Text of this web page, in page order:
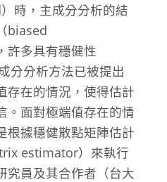
時，主成分分析的結
biased
許多具有穩健性
分分析方法已被提出
存在的情況，使得估計
。面對極端值存在的情
根據穩健散點矩陣估計
estimator）來執行
究員及其合作者（台大